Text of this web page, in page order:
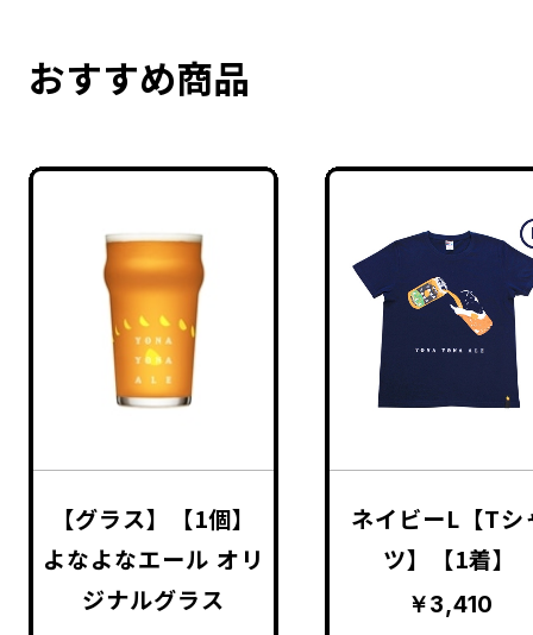
おすすめ商品
【グラス】【1個】
よなよなエール オリ
ジナルグラス
ネイビーL【Tシ
ツ】【1着】
￥3,410